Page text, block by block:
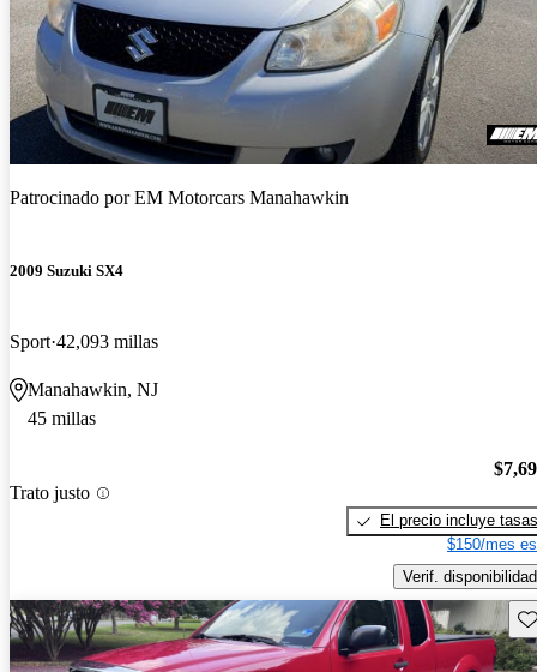
Patrocinado porEM Motorcars Manahawkin
2009 Suzuki SX4
Sport 42,093 millas
Manahawkin, NJ
45 millas
Trato justo
El precio incluye tasas
$150/mes
Verif. disponibilidad